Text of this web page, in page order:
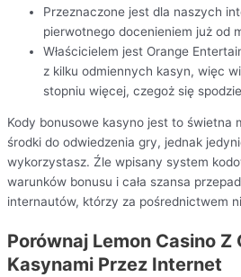
Przeznaczone jest dla naszych
pierwotnego docenieniem już od
Właścicielem jest Orange
z kilku odmiennych kasyn, więc
stopniu więcej, czegoż się
Kody bonusowe kasyno jest to świetna
środki do odwiedzenia gry, jednak
wykorzystasz. Źle wpisany system
warunków bonusu i cała szansa
internautów, którzy za pośrednictwem
Porównaj Lemon Casino Z
Kasynami Przez Internet